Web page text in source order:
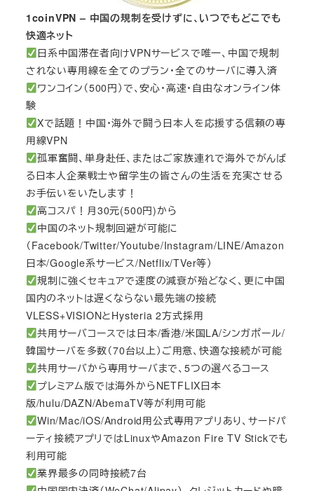
1coinVPN – 中国の規制を受けずに、いつでもどこでも
快適ネット
日系中国滞在者向けVPNサービスで唯一、中国で規制
されない専用線を全てのプラン・全てのサーバに導入済
ワンコイン（500円）で、安心・高速・自由なオンライン体
験
Xで話題！中国・海外で闘う日本人を応援する信頼の専
用線VPN
孤軍奮闘、単身赴任、またはご家族連れで海外でがんば
る日本人企業戦士や留学生の皆さんの生活を充実させる
お手伝いをいたします！
高コスパ！月30元(500円)から
中国のネット規制回避が可能に
（Facebook/Twitter/Youtube/Instagram/LINE/Amazon
日本/Google系サービス/Netflix/TVer等）
規制に強くセキュアで速度の減衰が殆どなく、更に中国
国内のネットは遅くならない最先端の接続
VLESS+VISIONとHysteria 2方式採用
共用サーバコースでは日本/香港/米国LA/シンガポール/
韓国サーバを多数（70台以上）ご用意、快適な接続が可能
共用サーバから専用サーバまで、5つの選べるコース
プレミアム版では海外からNETFLIX日本
版/hulu/DAZN/AbemaTV等が利用可能
Win/Mac/iOS/Android用公式専用アプリあり、サードパ
ーティ接続アプリではLinuxやAmazon Fire TV Stickでも
利用可能
業界最多の同時接続7台